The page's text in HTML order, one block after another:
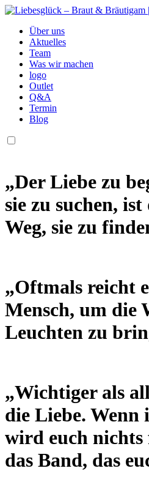
Über uns
Aktuelles
Team
Was wir machen
logo
Outlet
Q&A
Termin
Blog
„Der Liebe zu
sie zu suchen,
Weg, sie zu
„Oftmals reicht
Mensch, um die
Leuchten zu
„Wichtiger als
die Liebe. Wenn
wird euch nichts
das Band, das